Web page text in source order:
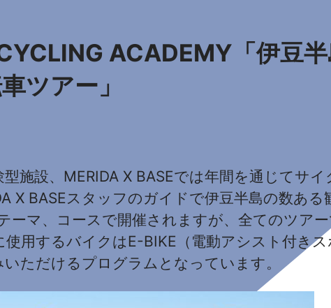
ACADEMY「伊豆
ツアー」
施設、MERIDA X BASEでは年間を通じてサ
X BASEスタッフのガイドで伊豆半島の数あ
ーマ、コースで開催されますが、全てのツア
用するバイクはE-BIKE（電動アシスト付き
ただけるプログラムとなっています。